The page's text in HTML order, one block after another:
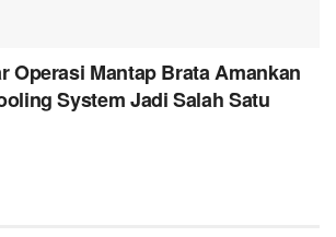
Operasi Mantap Brata Amankan
System Jadi Salah Satu